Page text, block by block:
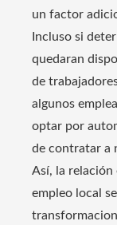
un factor
Incluso si
quedaran
de
algunos
optar por
de contratar a
Así, la
empleo local